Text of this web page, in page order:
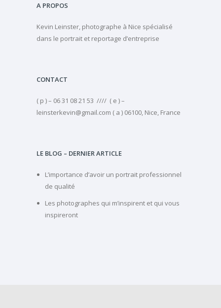
A PROPOS
Kevin Leinster, photographe à Nice spécialisé
dans le portrait et reportage d’entreprise
CONTACT
( p ) – 06 31 08 21 53 //// ( e ) –
leinsterkevin@gmail.com ( a ) 06100, Nice, France
LE BLOG – DERNIER ARTICLE
L’importance d’avoir un portrait professionnel
de qualité
Les photographes qui m’inspirent et qui vous
inspireront